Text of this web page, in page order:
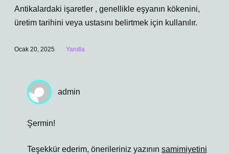
Antikalardaki işaretler , genellikle eşyanın kökenini,
üretim tarihini veya ustasını belirtmek için kullanılır.
Ocak 20, 2025 Yanıtla
admin
Şermin!
Teşekkür ederim, önerileriniz yazının samimiyetini